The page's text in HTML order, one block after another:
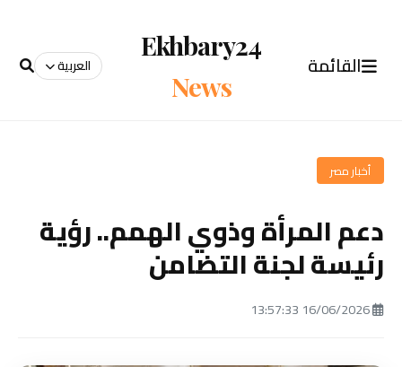
القائمة
Ekhbary24
News
العربية
أخبار مصر
دعم المرأة وذوي الهمم.. رؤية
رئيسة لجنة التضامن